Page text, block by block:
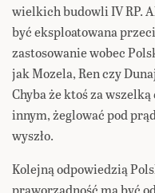
wielkich budowli IV RP.
być eksploatowana
zastosowanie wobec
jak Mozela, Ren czy
Chyba że ktoś za
innym, żeglować pod
wyszło.
Kolejną odpowiedzią